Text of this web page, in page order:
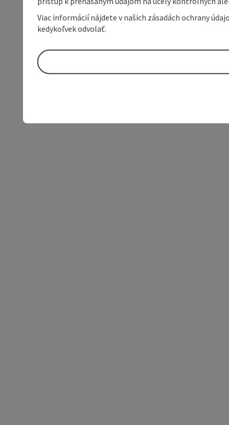
Viac informácií nájdete v našich zásadách ochrany
kedykoľvek odvolať.